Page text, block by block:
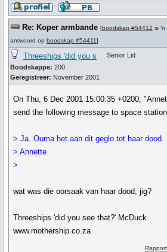
Re: Koper armbande [boodskap #54412 is 'n
antwoord op boodskap #54411]
Threeships 'did you s
Boodskappe: 200
Geregistreer: November 2001
Senior Lid
On Thu, 6 Dec 2001 15:00:35 +0200,
send the following message to space
> Ja. Ouma het aan dit geglo tot haar dood.
> Annette
>
wat was die oorsaak van haar dood, jig?
Threeships 'did you see that?' McDuck
www.mothership.co.za